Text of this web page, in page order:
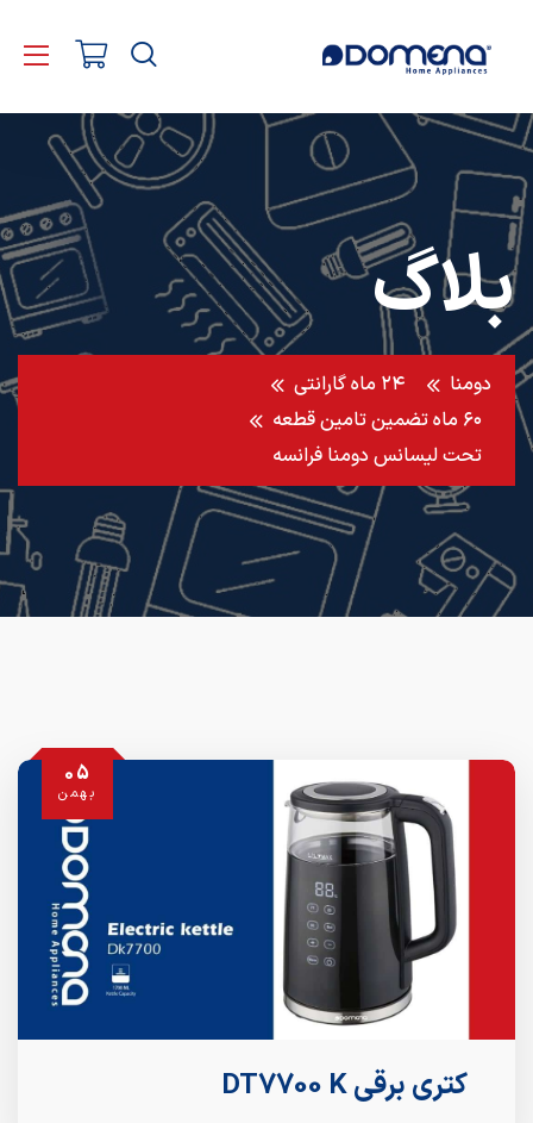
بلاگ
دومنا
۲۴ ماه گارانتی
۶۰ ماه تضمین تامین قطعه
تحت لیسانس دومنا فرانسه
05
بهمن
کتری برقی DT7700 K